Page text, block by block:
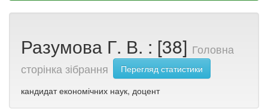
Разумова Г. В. : [38] Головна
сторінка зібрання
Перегляд статистики
кандидат економічних наук, доцент